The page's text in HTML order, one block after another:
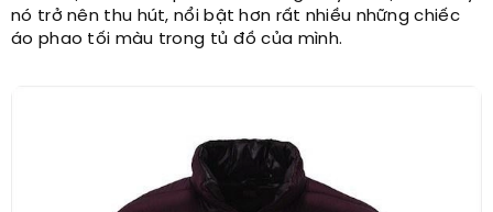
nó trở nên thu hút, nổi bật hơn rất nhiều những chiếc
áo phao tối màu trong tủ đồ của mình.